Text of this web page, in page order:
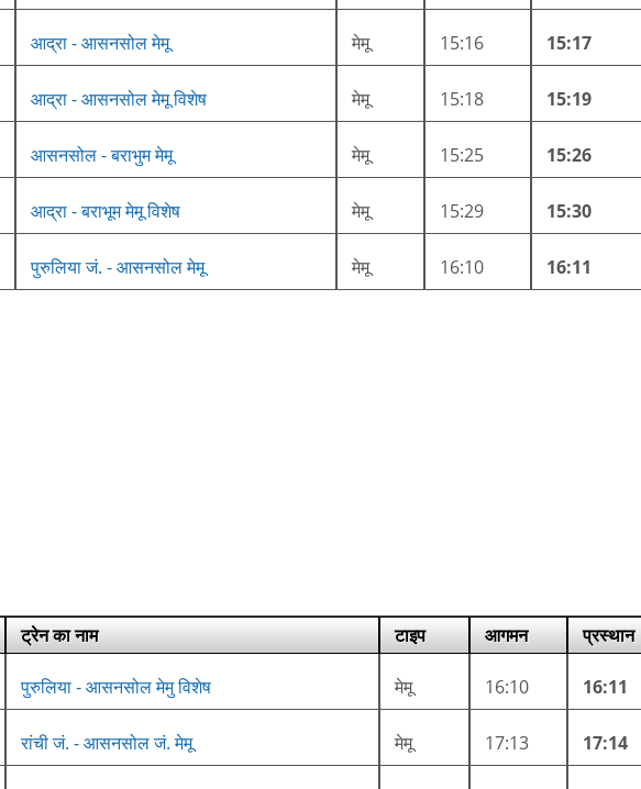
आद्रा - आसनसोल मेमू मेमू 15:16 15:17
आद्रा - आसनसोल मेमू विशेष मेमू 15:18 15:19
आसनसोल - बराभुम मेमू मेमू 15:25 15:26
आद्रा - बराभूम मेमू विशेष मेमू 15:29 15:30
पुरुलिया जं. - आसनसोल मेमू मेमू 16:10 16:11
ट्रेन का नाम टाइप आगमन प्रस्थान
पुरुलिया - आसनसोल मेमु विशेष मेमू 16:10 16:11
रांची जं. - आसनसोल जं. मेमू मेमू 17:13 17:14